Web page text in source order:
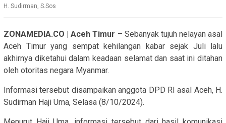
H. Sudirman, S.Sos
ZONAMEDIA.CO | Aceh Timur – Sebanyak tujuh nelayan asal
Aceh Timur yang sempat kehilangan kabar sejak Juli lalu
akhirnya diketahui dalam keadaan selamat dan saat ini ditahan
oleh otoritas negara Myanmar.
Informasi tersebut disampaikan anggota DPD RI asal Aceh, H.
Sudirman Haji Uma, Selasa (8/10/2024).